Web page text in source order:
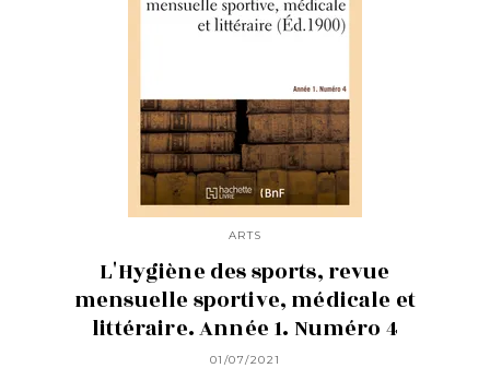
ARTS
L'Hygiène des sports, revue
mensuelle sportive, médicale et
littéraire. Année 1. Numéro 4
01/07/2021